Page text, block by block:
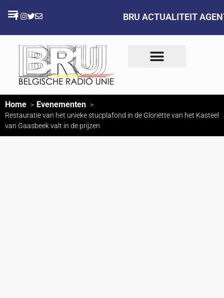
BRU ACTUALITEIT
Home Evenementen
Restauratie van het unieke stucplafond in de Gloriëtte van het Kasteel
van Gaasbeek valt in de prijzen